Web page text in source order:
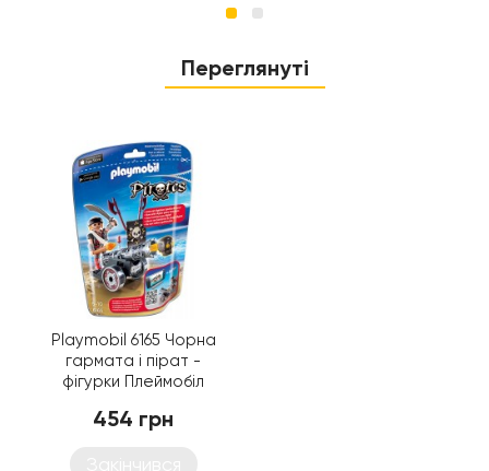
Переглянуті
Playmobil 6165 Чорна
гармата і пірат -
фігурки Плеймобіл
454 грн